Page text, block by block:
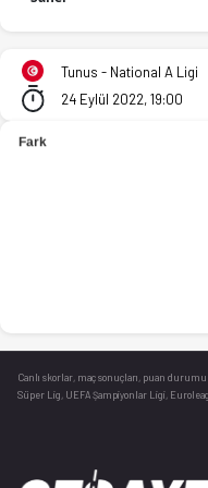
Tunus - National A Ligi
24 Eylül 2022, 19:00
Canlı skorlar , maç sonuçları, puan
Süper Lig, UEFA Şampiyonlar Ligi,